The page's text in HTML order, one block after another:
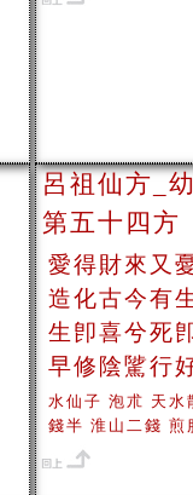
呂祖仙方_
第五十四方
愛得財來又
造化古今有
生卽喜兮死
早修陰騭行
水仙子 泡朮 天水
錢半 淮山二錢 煎